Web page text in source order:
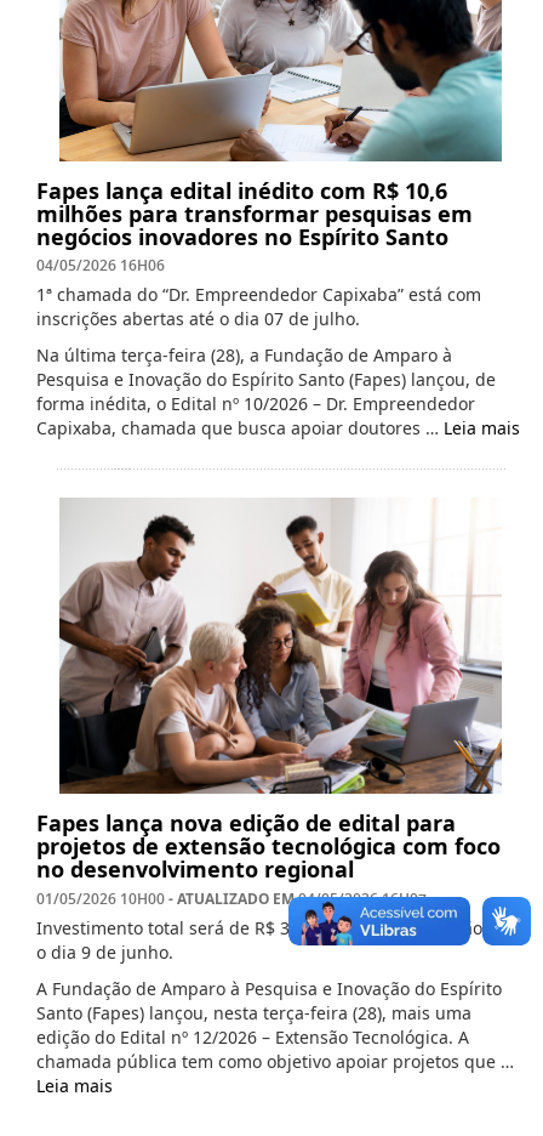
Fapes lança edital inédito com R$ 10,6
milhões para transformar pesquisas em
negócios inovadores no Espírito Santo
04/05/2026 16H06
1ª chamada do “Dr. Empreendedor Capixaba” está com
inscrições abertas até o dia 07 de julho.
Na última terça-feira (28), a Fundação de Amparo à
Pesquisa e Inovação do Espírito Santo (Fapes) lançou, de
forma inédita, o Edital nº 10/2026 – Dr. Empreendedor
Capixaba, chamada que busca apoiar doutores … Leia mais
Fapes lança nova edição de edital para
projetos de extensão tecnológica com foco
no desenvolvimento regional
01/05/2026 10H00- ATUALIZADO EM04/05/2026 16H07
Investimento total será de R$ 3 milhões; inscrições vão até
o dia 9 de junho.
A Fundação de Amparo à Pesquisa e Inovação do Espírito
Santo (Fapes) lançou, nesta terça-feira (28), mais uma
edição do Edital nº 12/2026 – Extensão Tecnológica. A
chamada pública tem como objetivo apoiar projetos que …
Leia mais